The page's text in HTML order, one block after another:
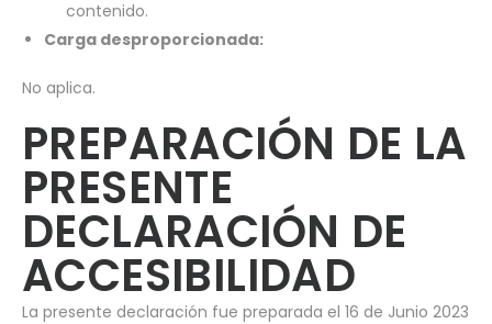
contenido.
Carga desproporcionada:
No aplica.
PREPARACIÓN DE LA
PRESENTE
DECLARACIÓN DE
ACCESIBILIDAD
La presente declaración fue preparada el 16 de Junio 2023